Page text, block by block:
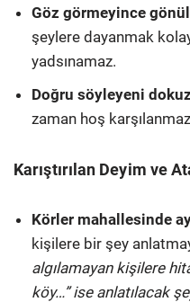
Göz görmeyince
şeylere dayanmak
yadsınamaz.
Doğru söyleyeni
zaman hoş
Karıştırılan Deyim ve
Körler mahallesinde
kişilere bir şey
algılamayan kişilere
köy…” ise anlatılacak